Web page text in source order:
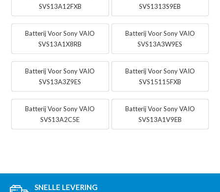
SVS13A12FXB
SVS1313S9EB
Batterij Voor Sony VAIO
SVS13A1X8RB
Batterij Voor Sony VAIO
SVS13A3W9ES
Batterij Voor Sony VAIO
SVS13A3Z9ES
Batterij Voor Sony VAIO
SVS15115FXB
Batterij Voor Sony VAIO
SVS13A2C5E
Batterij Voor Sony VAIO
SVS13A1V9EB
SNELLE LEVERING